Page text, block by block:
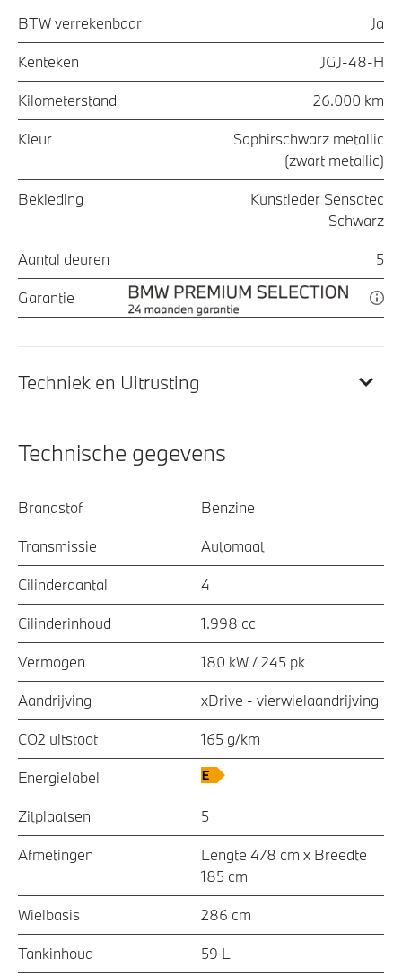
BTW verrekenbaar Ja
Kenteken JGJ-48-H
Kilometerstand 26.000 km
Kleur
Saphirschwarz metallic
(zwart metallic)
Bekleding
Kunstleder Sensatec
Schwarz
Aantal deuren 5
Garantie
Techniek en Uitrusting
Technische gegevens
Brandstof Benzine
Transmissie Automaat
Cilinderaantal 4
Cilinderinhoud 1.998 cc
Vermogen 180 kW / 245 pk
Aandrijving xDrive - vierwielaandrijving
CO2 uitstoot 165 g/km
Energielabel
Zitplaatsen 5
Afmetingen
Lengte 478 cm x Breedte
185 cm
Wielbasis 286 cm
Tankinhoud 59 L